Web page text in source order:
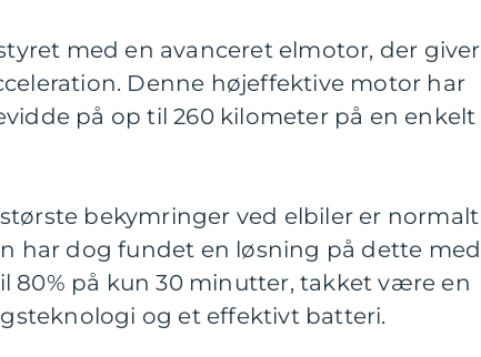
med en avanceret elmotor, der giver
Denne højeffektive motor har
på op til 260 kilometer på en enkelt
bekymringer ved elbiler er normalt
har dog fundet en løsning på dette med
80% på kun 30 minutter, takket være en
og et effektivt batteri.